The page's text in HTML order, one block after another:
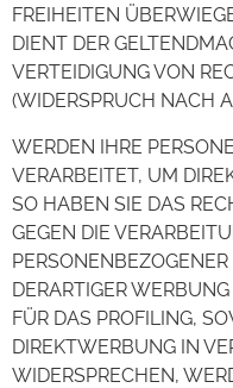
FREIHEITEN
DIENT DER
VERTEIDIGUNG VON
(WIDERSPRUCH NACH
WERDEN IHRE
VERARBEITET, UM
SO HABEN SIE DAS
GEGEN DIE
DERARTIGER
FÜR DAS PROFILING,
DIREKTWERBUNG IN
WIDERSPRECHEN,